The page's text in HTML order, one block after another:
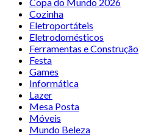
Cozinha
Eletroportáteis
Eletrodomésticos
Ferramentas e Construção
Festa
Games
Informática
Lazer
Mesa Posta
Móveis
Mundo Beleza